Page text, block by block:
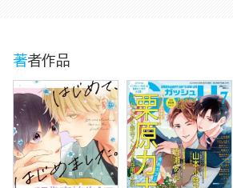
著者作品